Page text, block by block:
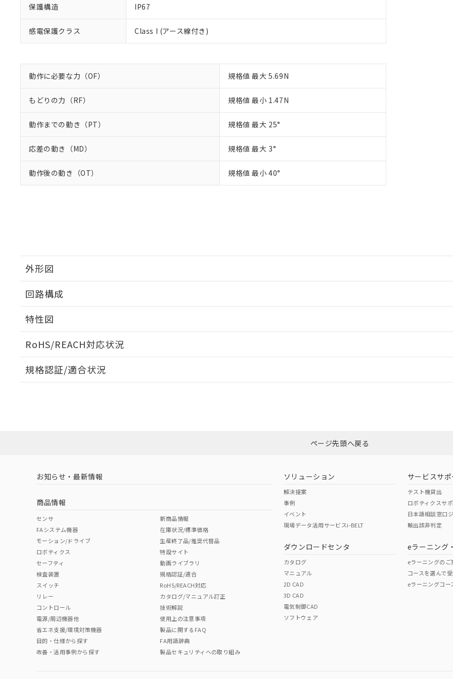
保護構造 IP67
感電保護クラス Class I (アース線付き)
動作に必要な力（OF） 規格値 最大 5.69N
もどりの力（RF） 規格値 最小 1.47N
動作までの動き（PT） 規格値 最大 25°
応差の動き（MD） 規格値 最大 3°
動作後の動き（OT） 規格値 最小 40°
外形図
取りつけ穴加工図
回路構成
特性図
電気的:
RoHS/REACH対応状況
EU RoHS 注意事項・凡例
ダウンロードはこちら
中国 RoHS 注意事項・凡例
中国 RoHS表
Pb Hg Cr(VI)
"対応済み"や非含有の記載がされた商品であっても、流通在庫等で未対応品が混在する可能性があります。
非含有品が必要な際は、弊社営業部門もしくは販売店へお問い合わせください。
規格認証/適合状況
（イギリス
（ノルウェー
（日本
（アメリカ
この製品の規格認証/適合
その他の認証はこちらのページからご
ページ先頭へ戻る
お知らせ・最新情報
商品情報
センサ
FAシステム機器
モーション/ドライブ
ロボティクス
セーフティ
検査装置
スイッチ
リレー
コントロール
電源/周辺機器他
省エネ支援/環境対策機器
目的・仕様から探す
改善・活用事例から探す
新商品情報
在庫状況/標準価格
生産終了品/推奨代替品
特設サイト
動画ライブラリ
規格認証/適合
RoHS/REACH対応
カタログ/マニュアル訂正
技術解説
使用上の注意事項
製品に関するFAQ
FA用語辞典
製品セキュリティへの取り組み
ソリューション
解決提案
事例
イベント
現場データ活用サービスi-BELT
ダウンロードセンタ
カタログ
マニュアル
2D CAD
3D CAD
電気制御CAD
ソフトウェア
サービスサポ
テスト機貸出
ロボティクスサ
日本語相談窓口
輸出該非判定
eラーニング
eラーニングのご
コースを選んで
eラーニングコー